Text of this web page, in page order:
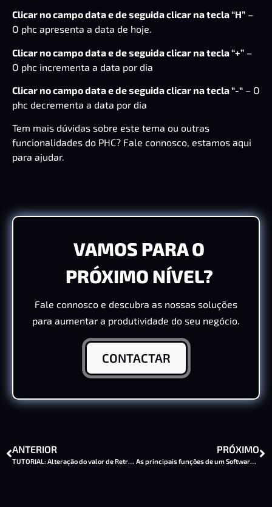
Clicar no campo data e de seguida clicar na tecla “H” –
O phc apresenta a data de hoje.
Clicar no campo data e de seguida clicar na tecla “+” –
O phc incrementa a data por dia
Clicar no campo data e de seguida clicar na tecla “-“ – O
phc decrementa a data por dia
Tem mais dúvidas sobre este tema ou outras
funcionalidades do PHC? Fale connosco, estamos aqui
para ajudar.
VAMOS PARA O
PRÓXIMO NÍVEL?
Fale connosco e descubra as nossas soluções
para aumentar a produtividade do seu negócio.
CONTACTAR
ANTERIOR
TUTORIAL: Alteração do valor de Retribuição Mensal Mínima Garantida no PHC
PRÓXIMO
As principais funções de um Software de Gestão